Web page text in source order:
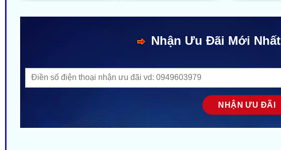
Nhận Ưu Đãi Mới Nhất